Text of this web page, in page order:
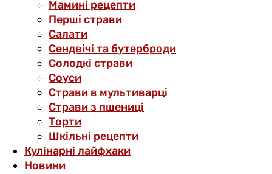
Мамині рецепти
Перші страви
Салати
Сендвічі та бутерброди
Солодкі страви
Соуси
Страви в мультиварці
Страви з пшениці
Торти
Шкільні рецепти
Кулінарні лайфхаки
Новини